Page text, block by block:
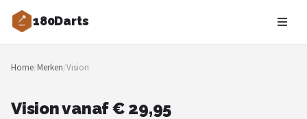
180Darts
Zoeken
NAVIGATIE
Home/Merken/Vision
Vision vanaf € 29,95